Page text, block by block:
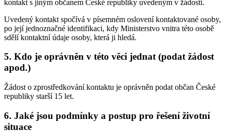
kontakt s jiným občanem České republiky uvedeným v žádosti.
Uvedený kontakt spočívá v písemném oslovení kontaktované osoby,
po její jednoznačné identifikaci, kdy Ministerstvo vnitra této osobě
sdělí kontaktní údaje osoby, která ji hledá.
5. Kdo je oprávněn v této věci jednat (podat žádost
apod.)
Žádost o zprostředkování kontaktu je oprávněn podat občan České
republiky starší 15 let.
6. Jaké jsou podmínky a postup pro řešení životní
situace